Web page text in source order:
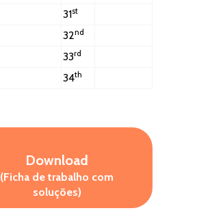
31st
32nd
33rd
34th
Download
(Ficha de trabalho com
soluções)